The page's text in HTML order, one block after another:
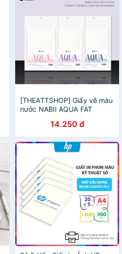
[THEATTSHOP] Giấy vẽ màu
nước NABII AQUA FAT
14.250 đ